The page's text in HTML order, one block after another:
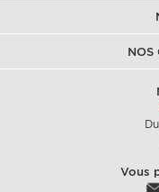
NOS
Vous